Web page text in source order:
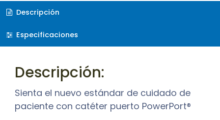
Descripción
Especificaciones
Descripción:
Sienta el nuevo estándar de cuidado de
paciente con catéter puerto PowerPort®